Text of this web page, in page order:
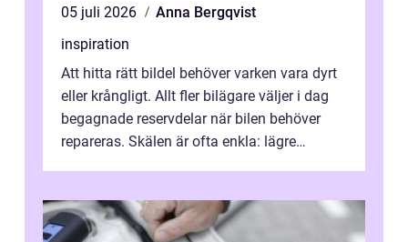
05 juli 2026
Anna Bergqvist
inspiration
Att hitta rätt bildel behöver varken vara dyrt
eller krångligt. Allt fler bilägare väljer i dag
begagnade reservdelar när bilen behöver
repareras. Skälen är ofta enkla: lägre